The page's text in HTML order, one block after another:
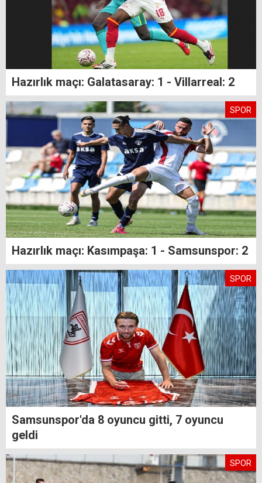
Hazırlık maçı: Galatasaray: 1 - Villarreal: 2
SPOR
Hazırlık maçı: Kasımpaşa: 1 - Samsunspor: 2
SPOR
Samsunspor'da 8 oyuncu gitti, 7 oyuncu
geldi
SPOR